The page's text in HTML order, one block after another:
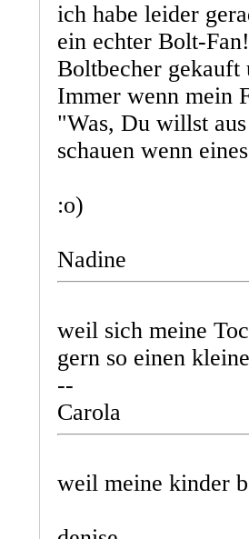
ich habe leider
ein echter Bolt-
Boltbecher gekauft
Immer wenn mein
"Was, Du willst
schauen wenn
:o)
Nadine
weil sich meine
gern so einen
--
Carola
weil meine kinder